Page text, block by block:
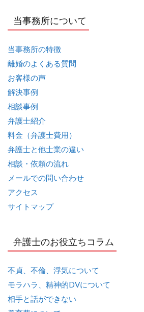
当事務所について
当事務所の特徴
離婚のよくある質問
お客様の声
解決事例
相談事例
弁護士紹介
料金（弁護士費用）
弁護士と他士業の違い
相談・依頼の流れ
メールでの問い合わせ
アクセス
サイトマップ
弁護士のお役立ちコラム
不貞、不倫、浮気について
モラハラ、精神的DVについて
相手と話ができない